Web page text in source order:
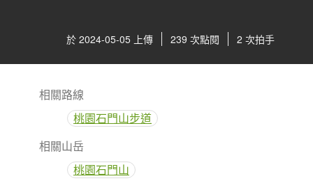
於 2024-05-05 上傳 239 次點閱 2 次拍手
相關路線
桃園石門山步道
相關山岳
桃園石門山